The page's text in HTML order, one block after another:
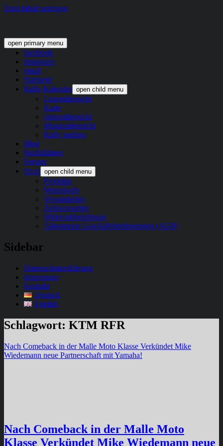
Zum Inhalt springen
open primary menu
facebook
instagram
email
Startseite
Rally-Kalender open child menu
Listenübersicht
Karte
Jahresübersicht
Monatsübersicht
Rally melden
Blog
Notfalldaten
Partner
Shop open child menu
Produkte
Warenkorb
Versandarten
Zahlungsarten
Widerrufsbelehrung
Allgemeine Geschäftsbedingungen (AGB)
Sidebar
Datenschutzerklärung
Impressum
Kontakt
Deutsch
English
Schlagwort: KTM RFR
Nach Comeback in der Malle Moto Klasse Verkündet Mike
Wiedemann neue Partnerschaft mit Yamaha!
Nach Comeback in der Malle Moto
Klasse Verkündet Mike Wiedemann neue